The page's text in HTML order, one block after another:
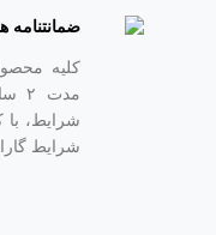
ضمانتنامه هوشمند ۲
کلیه
شرایط،
شرایط